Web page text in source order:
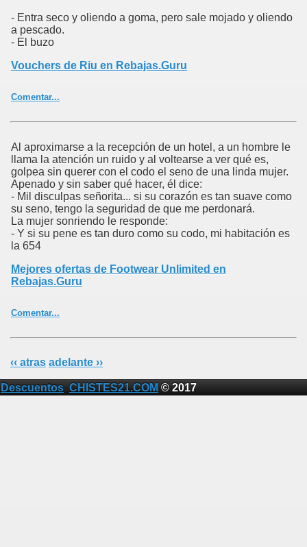
- Entra seco y oliendo a goma, pero sale mojado y oliendo
a pescado.
- El buzo
Vouchers de Riu en Rebajas.Guru
Comentar...
Al aproximarse a la recepción de un hotel, a un hombre le
llama la atención un ruido y al voltearse a ver qué es,
golpea sin querer con el codo el seno de una linda mujer.
Apenado y sin saber qué hacer, él dice:
- Mil disculpas señorita... si su corazón es tan suave como
su seno, tengo la seguridad de que me perdonará.
La mujer sonriendo le responde:
- Y si su pene es tan duro como su codo, mi habitación es
la 654
Mejores ofertas de Footwear Unlimited en
Rebajas.Guru
Comentar...
‹‹ atras adelante ››
Descuentos CHISTES21.COM © 2017